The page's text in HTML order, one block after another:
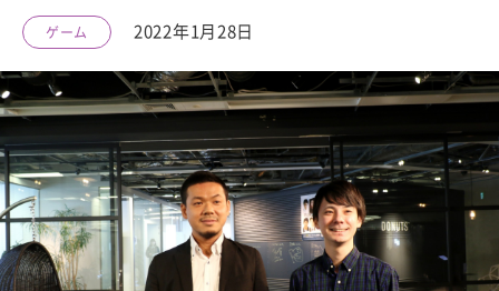
医療
DONUTSの採用情報はこちら
ゲーム 2022年1月28日